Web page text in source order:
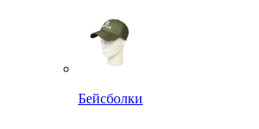
Бейсболки